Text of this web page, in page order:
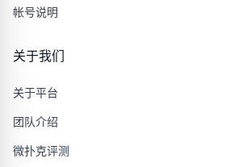
帐号说明
关于我们
关于平台
团队介绍
微扑克评测